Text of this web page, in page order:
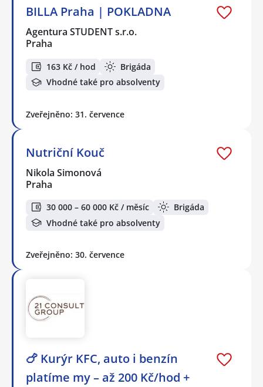
BILLA Praha | POKLADNA
Agentura STUDENT s.r.o.
Praha
163 Kč / hod
Brigáda
Vhodné také pro absolventy
Zveřejněno: 31. července
Nutriční Kouč
Nikola Simonová
Praha
30 000 – 60 000 Kč / měsíc
Brigáda
Vhodné také pro absolventy
Zveřejněno: 30. července
🍗 Kurýr KFC, auto i benzín
platíme my – až 200 Kč/hod +